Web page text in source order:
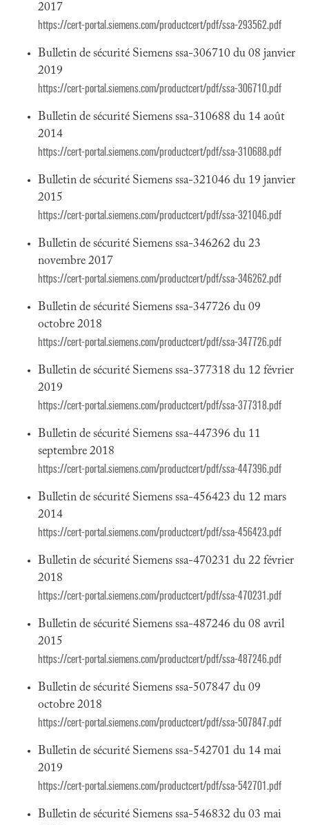
2017
https://cert-portal.siemens.com/productcert/pdf/ssa-293562.pdf
Bulletin de sécurité Siemens ssa-306710 du 08 janvier
2019
https://cert-portal.siemens.com/productcert/pdf/ssa-306710.pdf
Bulletin de sécurité Siemens ssa-310688 du 14 août
2014
https://cert-portal.siemens.com/productcert/pdf/ssa-310688.pdf
Bulletin de sécurité Siemens ssa-321046 du 19 janvier
2015
https://cert-portal.siemens.com/productcert/pdf/ssa-321046.pdf
Bulletin de sécurité Siemens ssa-346262 du 23
novembre 2017
https://cert-portal.siemens.com/productcert/pdf/ssa-346262.pdf
Bulletin de sécurité Siemens ssa-347726 du 09
octobre 2018
https://cert-portal.siemens.com/productcert/pdf/ssa-347726.pdf
Bulletin de sécurité Siemens ssa-377318 du 12 février
2019
https://cert-portal.siemens.com/productcert/pdf/ssa-377318.pdf
Bulletin de sécurité Siemens ssa-447396 du 11
septembre 2018
https://cert-portal.siemens.com/productcert/pdf/ssa-447396.pdf
Bulletin de sécurité Siemens ssa-456423 du 12 mars
2014
https://cert-portal.siemens.com/productcert/pdf/ssa-456423.pdf
Bulletin de sécurité Siemens ssa-470231 du 22 février
2018
https://cert-portal.siemens.com/productcert/pdf/ssa-470231.pdf
Bulletin de sécurité Siemens ssa-487246 du 08 avril
2015
https://cert-portal.siemens.com/productcert/pdf/ssa-487246.pdf
Bulletin de sécurité Siemens ssa-507847 du 09
octobre 2018
https://cert-portal.siemens.com/productcert/pdf/ssa-507847.pdf
Bulletin de sécurité Siemens ssa-542701 du 14 mai
2019
https://cert-portal.siemens.com/productcert/pdf/ssa-542701.pdf
Bulletin de sécurité Siemens ssa-546832 du 03 mai